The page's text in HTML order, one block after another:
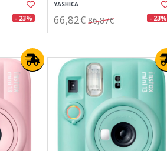
- 23%
YASHICA
66,82€ 86,87€ - 23%